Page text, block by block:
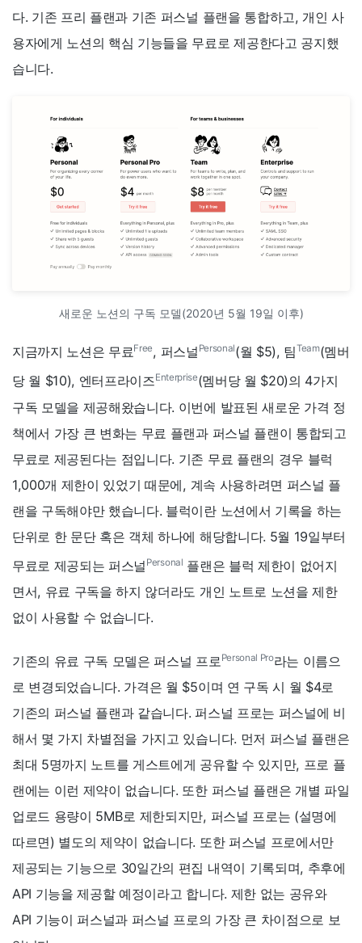
다. 기존 프리 플랜과 기존 퍼스널 플랜을 통합하고, 개인 사
용자에게 노션의 핵심 기능들을 무료로 제공한다고 공지했
습니다.
새로운 노션의 구독 모델(2020년 5월 19일 이후)
지금까지 노션은 무료Free, 퍼스널 Personal(월 $5), 팀Team(멤버
당 월 $10), 엔터프라이즈Enterprise(멤버당 월 $20)의 4가지
구독 모델을 제공해왔습니다. 이번에 발표된 새로운 가격 정
책에서 가장 큰 변화는 무료 플랜과 퍼스널 플랜이 통합되고
무료로 제공된다는 점입니다. 기존 무료 플랜의 경우 블럭
1,000개 제한이 있었기 때문에, 계속 사용하려면 퍼스널 플
랜을 구독해야만 했습니다. 블럭이란 노션에서 기록을 하는
단위로 한 문단 혹은 객체 하나에 해당합니다. 5월 19일부터
무료로 제공되는 퍼스널 Personal 플랜은 블럭 제한이 없어지
면서, 유료 구독을 하지 않더라도 개인 노트로 노션을 제한
없이 사용할 수 없습니다.
기존의 유료 구독 모델은 퍼스널 프로Personal Pro라는 이름으
로 변경되었습니다. 가격은 월 $5이며 연 구독 시 월 $4로
기존의 퍼스널 플랜과 같습니다. 퍼스널 프로는 퍼스널에 비
해서 몇 가지 차별점을 가지고 있습니다. 먼저 퍼스널 플랜은
최대 5명까지 노트를 게스트에게 공유할 수 있지만, 프로 플
랜에는 이런 제약이 없습니다. 또한 퍼스널 플랜은 개별 파일
업로드 용량이 5MB로 제한되지만, 퍼스널 프로는 (설명에
따르면) 별도의 제약이 없습니다. 또한 퍼스널 프로에서만
제공되는 기능으로 30일간의 편집 내역이 기록되며, 추후에
API 기능을 제공할 예정이라고 합니다. 제한 없는 공유와
API 기능이 퍼스널과 퍼스널 프로의 가장 큰 차이점으로 보